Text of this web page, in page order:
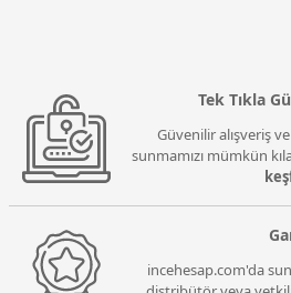
Tek Tıkla
Güvenilir alışveriş
sunmamızı mümkün
incehesap.com'da